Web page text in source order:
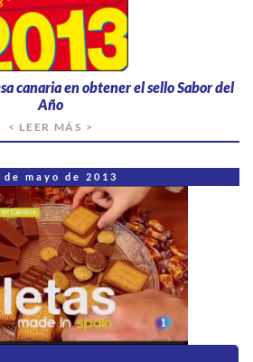
canaria en obtener el sello Sabor del
Año
< LEER MÁS >
de mayo de 2013